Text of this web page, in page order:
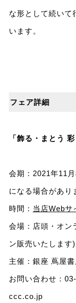
な形として続いて
います。
フェア詳細
「飾る・まとう
会期：2021年11
になる場合があり
時間： 当店Webサ
会場：店頭・オン
ン販売いたします)
主催：銀座 蔦屋書
お問い合わせ：
ccc.co.jp